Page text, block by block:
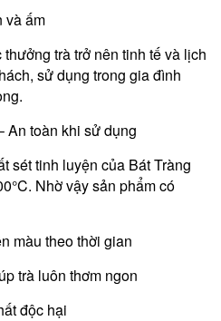
và ấm
trà trở nên tinh tế và lịch
sử dụng trong gia đình
An toàn khi sử dụng
sét tinh luyện của Bát Tràng
Nhờ vậy sản phẩm có
màu theo thời gian
trà luôn thơm ngon
độc hại